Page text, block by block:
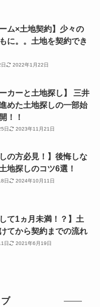
ーム×土地契約】少々の
に。。土地を契約でき
日 2022年1月22日
ーカーと土地探し】 三井
めた土地探しの一部始
！！
日 2023年11月21日
しの方必見！】後悔しな
地探しのコツ6選！
日 2024年10月11日
て1ヵ月未満！？】土
てから契約までの流れ
日 2021年6月19日